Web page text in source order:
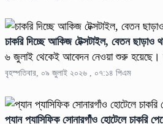
চাকরি দিচ্ছে আকিজ টেক্সটাইল, বেতন ছাড়াও
৬ জুলাই থেকেই আবেদন নেওয়া শুরু হয়েছে।
বৃহস্পতিবার, ০৯ জুলাই ২০২৬ , ০৭:১৪ পিএম
প্যান প্যাসিফিক সোনারগাঁও হোটেলে